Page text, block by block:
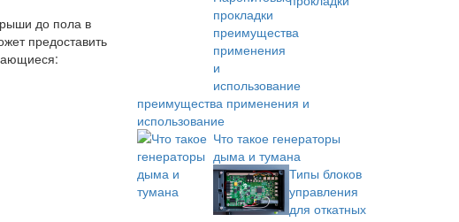
до пола в
предоставить
преимущества применения и
использование
Что такое генераторы
дыма и тумана
Типы блоков
управления
для откатных